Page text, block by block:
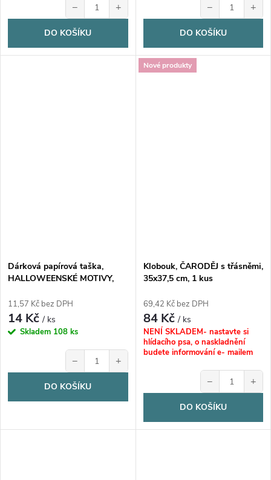
− +
DO KOŠÍKU
− +
DO KOŠÍKU
Dárková papírová taška,
HALLOWEENSKÉ MOTIVY,
11,57 Kč bez DPH
14 Kč/ ks
Skladem 108 ks
− +
DO KOŠÍKU
Nové produkty
Klobouk, ČARODĚJ s třásněmi,
35x37,5 cm, 1 kus
69,42 Kč bez DPH
84 Kč/ ks
NENÍ SKLADEM- nastavte si
hlídacího psa, o naskladnění
budete informování e- mailem
− +
DO KOŠÍKU